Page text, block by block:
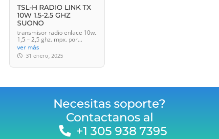
TSL-H RADIO LINK TX
10W 1.5-2.5 GHZ
SUONO
transmisor radio enlace 10w.
1,5 – 2,5 ghz. mpx. por...
ver más
31 enero, 2025
Necesitas soporte?
Contactanos al
+1 305 938 7395